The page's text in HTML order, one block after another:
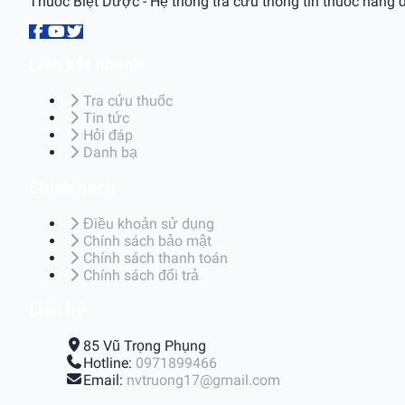
Tra cứu thuốc
Tin tức
Hỏi đáp
Danh bạ
Điều khoản sử dụng
Chính sách bảo mật
Chính sách thanh toán
Chính sách đổi trả
85 Vũ Trọng Phụng
Hotline: 0971899466
Email: nvtruong17@gmail.com